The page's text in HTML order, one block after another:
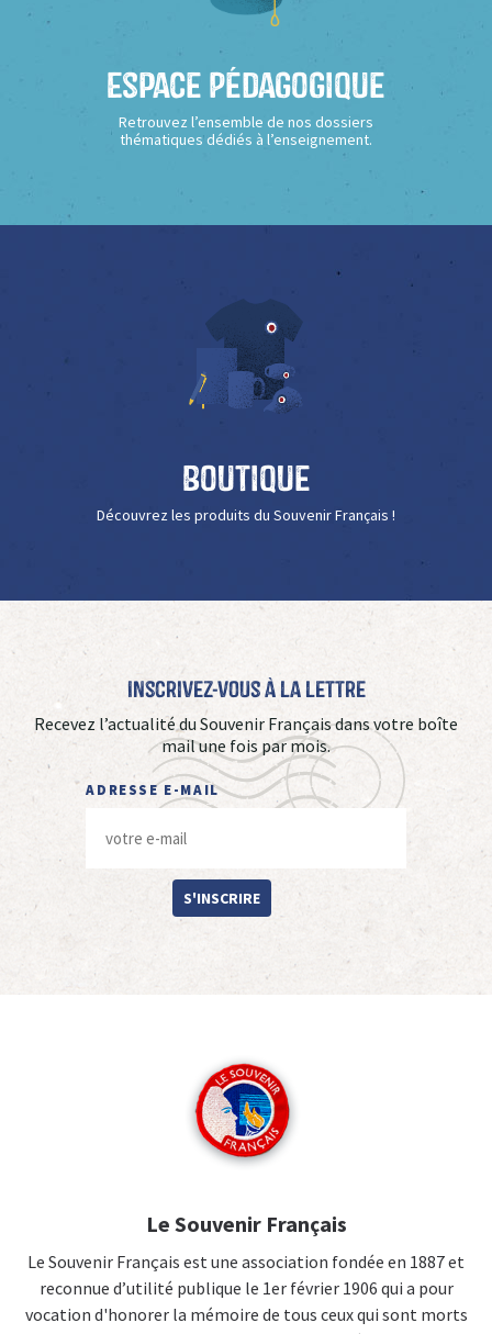
Espace Pédagogique
Retrouvez l’ensemble de nos dossiers
thématiques dédiés à l’enseignement.
Boutique
Découvrez les produits du Souvenir Français !
Inscrivez-vous à La Lettre
Recevez l’actualité du Souvenir Français dans votre boîte
mail une fois par mois.
ADRESSE E-MAIL
S'INSCRIRE
Le Souvenir Français
Le Souvenir Français est une association fondée en 1887 et
reconnue d’utilité publique le 1er février 1906 qui a pour
vocation d'honorer la mémoire de tous ceux qui sont morts